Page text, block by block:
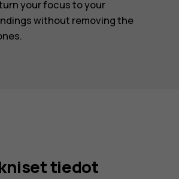
your focus to your
without removing the
tiedot